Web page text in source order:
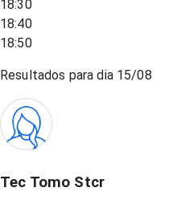
18:30
18:40
18:50
Resultados para dia 15/08
Tec Tomo Stcr